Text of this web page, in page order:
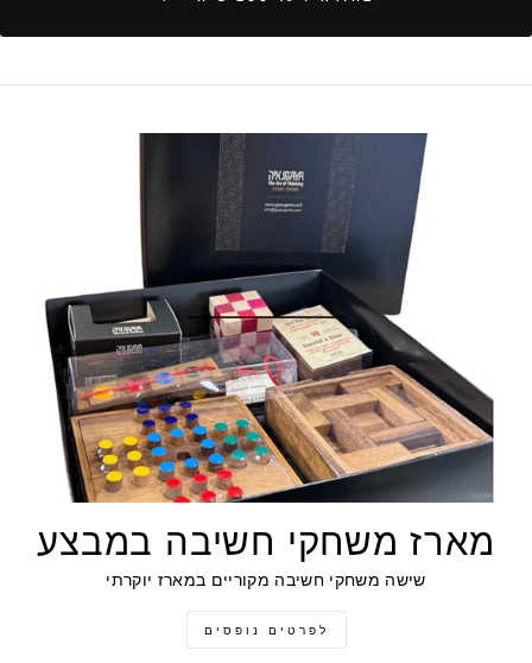
מארז משחקי חשיבה במבצע
שישה משחקי חשיבה מקוריים במארז יוקרתי
לפרטים נופסים